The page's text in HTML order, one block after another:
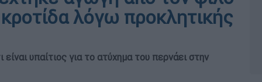
λόγω προκλητικής
υπαίτιος για το ατύχημα του περνάει στην